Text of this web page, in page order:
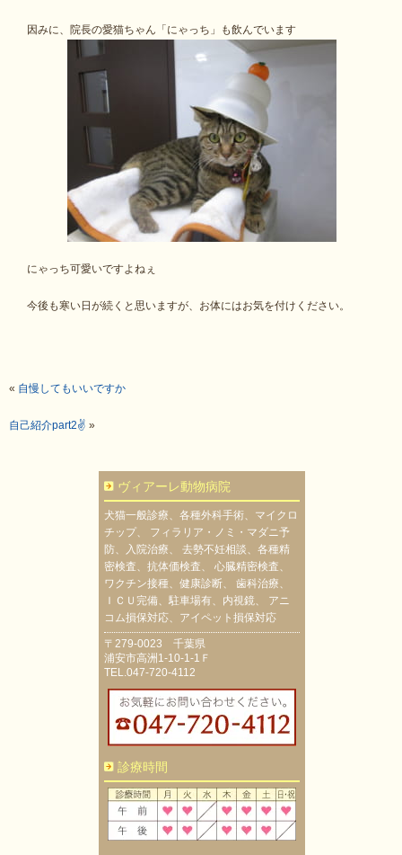
因みに、院長の愛猫ちゃん「にゃっち」も飲んでいます
にゃっち可愛いですよねぇ
今後も寒い日が続くと思いますが、お体にはお気を付けください。
« 自慢してもいいですか
自己紹介part2✌ »
ヴィアーレ動物病院
犬猫一般診療、各種外科手術、マイクロ
チップ、 フィラリア・ノミ・マダニ予
防、入院治療、 去勢不妊相談、各種精
密検査、抗体価検査、 心臓精密検査、
ワクチン接種、健康診断、 歯科治療、
ＩＣＵ完備、駐車場有、内視鏡、 アニ
コム損保対応、アイペット損保対応
〒279-0023 千葉県
浦安市高洲1-10-1-1Ｆ
TEL.047-720-4112
診療時間